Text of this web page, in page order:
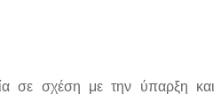
σε σχέση με την ύπαρξη και